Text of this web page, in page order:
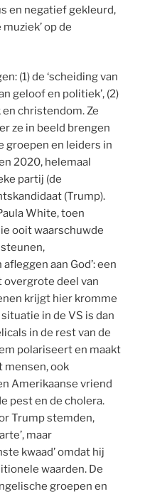
en negatief gekleurd,
op de
(1) de ‘scheiding van
geloof en politiek’, (2)
christendom. Ze
ze in beeld brengen
groepen en leiders in
2020, helemaal
partij (de
(Trump).
White, toen
ooit waarschuwde
aan God’: een
overgrote deel van
krijgt hier kromme
in de VS is dan
in de rest van de
polariseert en maakt
mensen, ook
Amerikaanse vriend
pest en de cholera.
Trump stemden,
maar
kwaad’ omdat hij
waarden. De
groepen en